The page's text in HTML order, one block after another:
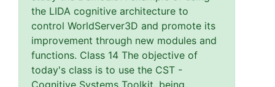
the LIDA cognitive architecture to
control WorldServer3D and promote its
improvement through new modules and
functions. Class 14 The objective of
today's class is to use the CST -
Cognitive Systems Toolkit, being